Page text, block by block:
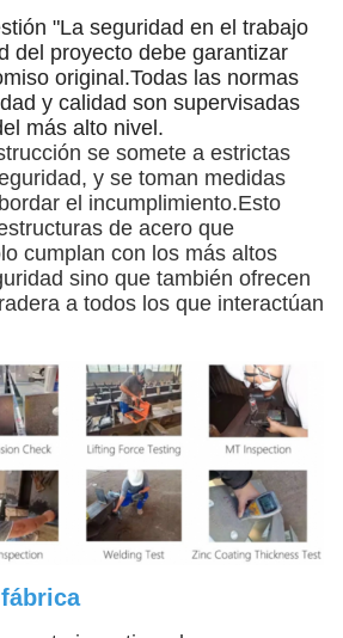
"La seguridad en el trabajo
del proyecto debe garantizar
original.Todas las normas
y calidad son supervisadas
más alto nivel.
se somete a estrictas
y se toman medidas
el incumplimiento.Esto
de acero que
cumplan con los más altos
sino que también ofrecen
a todos los que interactúan